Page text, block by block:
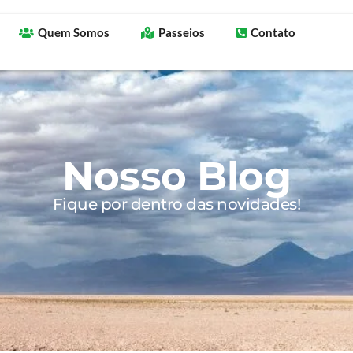
Quem Somos Passeios Contato
Nosso Blog
Fique por dentro das novidades!